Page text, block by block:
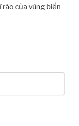
của vùng biển